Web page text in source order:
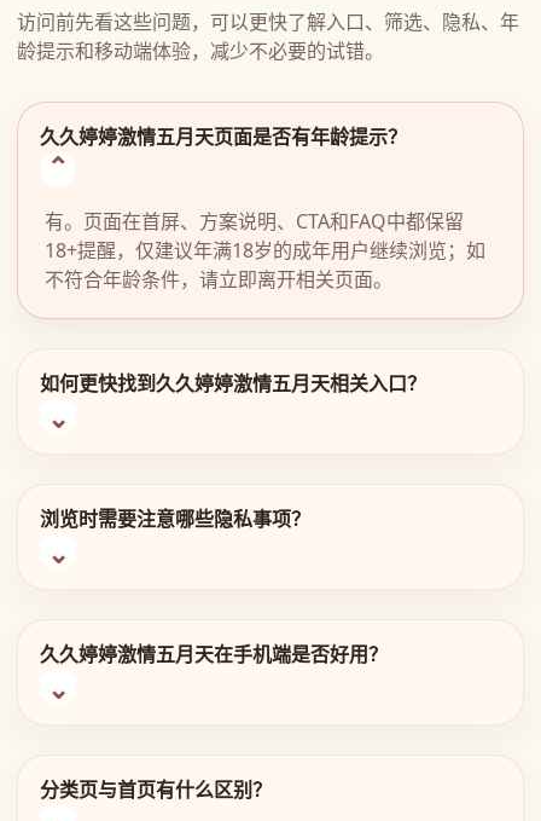
访问前先看这些问题，可以更快了解入口、筛选、隐私、年
龄提示和移动端体验，减少不必要的试错。
久久婷婷激情五月天页面是否有年龄提示？
有。页面在首屏、方案说明、CTA和FAQ中都保留
18+提醒，仅建议年满18岁的成年用户继续浏览；如
不符合年龄条件，请立即离开相关页面。
如何更快找到久久婷婷激情五月天相关入口？
浏览时需要注意哪些隐私事项？
久久婷婷激情五月天在手机端是否好用？
分类页与首页有什么区别？